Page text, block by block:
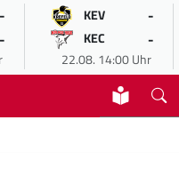
-
-
KEV -
KEC -
22.08. 14:00 Uhr